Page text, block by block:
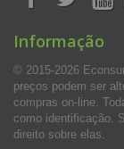
Informação
© 2015-2026
preços podem ser
compras on-line.
como identificação.
direito sobre elas.